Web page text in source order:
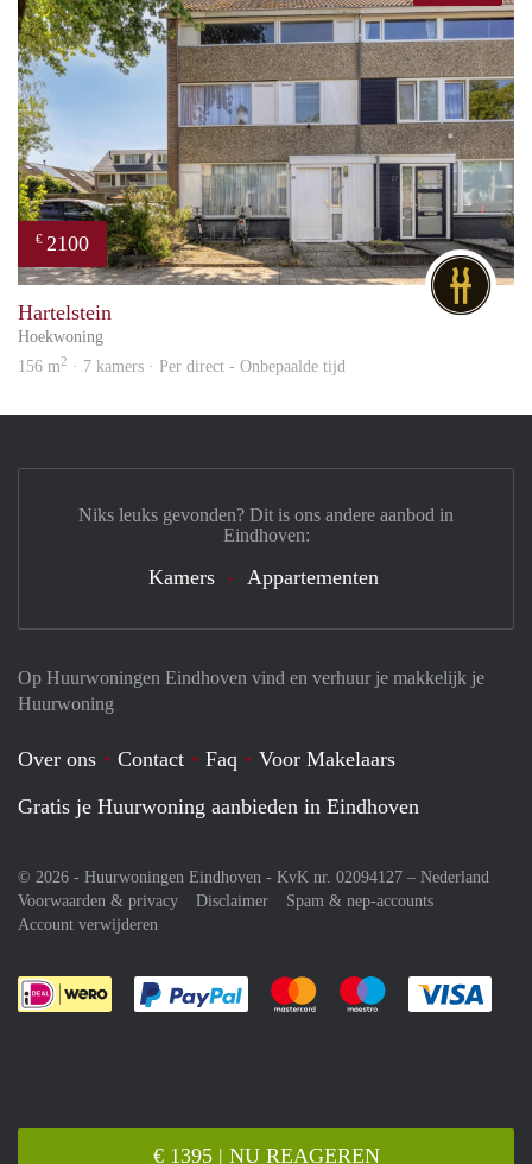
€ 1395 | NU REAGEREN
€ 2100
DG
Hartelstein
Hoekwoning
156 m2 · 7 kamers · Per direct - Onbepaalde tijd
Op Huurwoningen Eindhoven vind en verhuur je makkelijk je
Huurwoning
Over ons Contact Faq
Voor Makelaars
Gratis je Huurwoning aanbieden in Eindhoven
© 2026 - Huurwoningen Eindhoven - KvK nr. 02094127 – Nederland
Voorwaarden & privacy
Disclaimer
Spam & nep-accounts
Account verwijderen
Je rekent gemakkelijk af met Paypal
Je rekent gemakkelijk af met
Je rekent
Niks leuks gevonden? Dit is ons andere aanbod in
Eindhoven:
Kamers Appartementen